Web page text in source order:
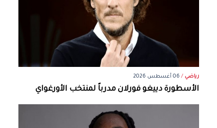
رياضي / 06 أغسطس 2026
الأسطورة دييغو فورلان مدرباً لمنتخب الأورغواي